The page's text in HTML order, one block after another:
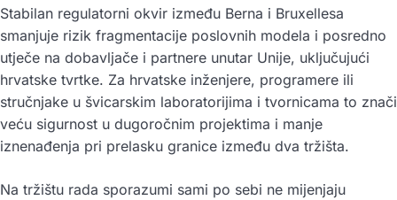
Stabilan regulatorni okvir između Berna i Bruxellesa
smanjuje rizik fragmentacije poslovnih modela i posredno
utječe na dobavljače i partnere unutar Unije, uključujući
hrvatske tvrtke. Za hrvatske inženjere, programere ili
stručnjake u švicarskim laboratorijima i tvornicama to znači
veću sigurnost u dugoročnim projektima i manje
iznenađenja pri prelasku granice između dva tržišta.
Na tržištu rada sporazumi sami po sebi ne mijenjaju